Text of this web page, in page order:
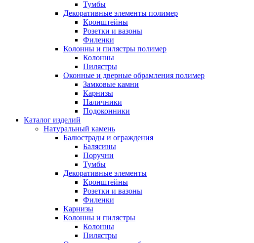
Тумбы
Декоративные элементы полимер
Кронштейны
Розетки и вазоны
Филенки
Колонны и пилястры полимер
Колонны
Пилястры
Оконные и дверные обрамления полимер
Замковые камни
Карнизы
Наличники
Подоконники
Каталог изделий
Натуральный камень
Балюстрады и ограждения
Балясины
Поручни
Тумбы
Декоративные элементы
Кронштейны
Розетки и вазоны
Филенки
Карнизы
Колонны и пилястры
Колонны
Пилястры